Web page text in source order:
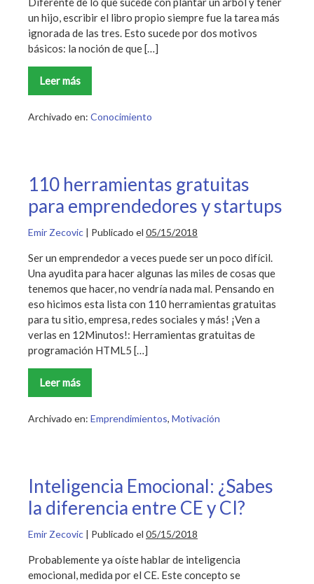
un hijo, escribir el libro propio siempre fue la tarea más
ignorada de las tres. Esto sucede por dos motivos
básicos: la noción de que […]
Leer más
Cómo
publicar
libro
Archivado en: Conocimiento
110 herramientas gratuitas
para emprendedores y startups
Emir Zecovic | Publicado el 05/15/2018
Ser un emprendedor a veces puede ser un poco difícil.
Una ayudita para hacer algunas las miles de cosas que
tenemos que hacer, no vendría nada mal. Pensando en
eso hicimos esta lista con 110 herramientas gratuitas
para tu sitio, empresa, redes sociales y más! ¡Ven a
verlas en 12Minutos!: Herramientas gratuitas de
programación HTML5 […]
Leer más
110
herramientas
para
Archivado en: Emprendimientos, Motivación
Inteligencia Emocional: ¿Sabes
la diferencia entre CE y CI?
Emir Zecovic | Publicado el 05/15/2018
Probablemente ya oíste hablar de inteligencia
emocional, medida por el CE. Este concepto se